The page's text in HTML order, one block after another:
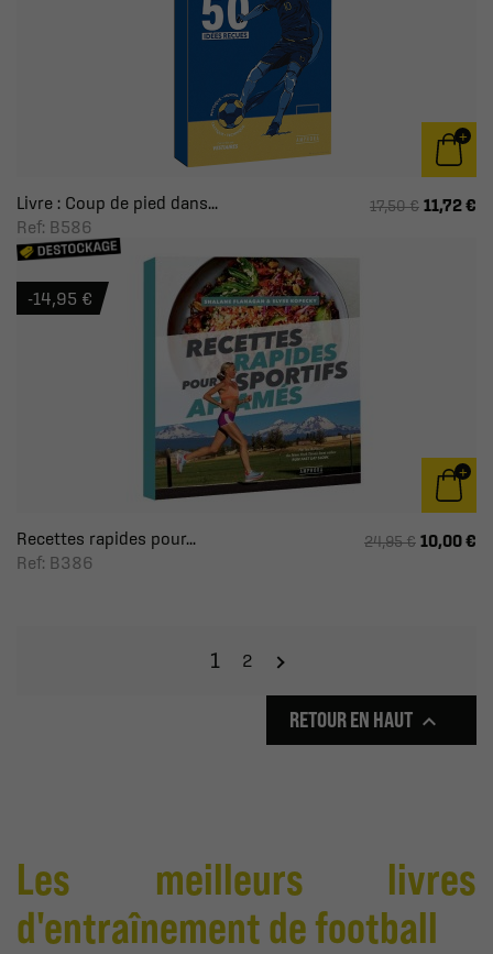
Livre : Coup de pied dans...
Ref: B586
17,50 € 11,72 €
Recettes rapides pour...
Ref: B386
24,95 € 10,00 €
-14,95 €
1 2
RETOUR EN HAUT 
Les meilleurs livres
d'entraînement de football